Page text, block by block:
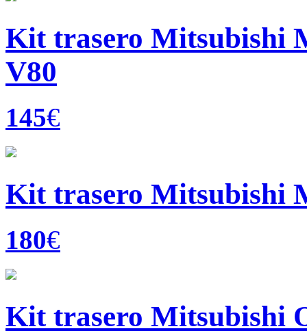
Kit trasero Mitsubishi
V80
145€
Kit trasero Mitsubishi
180€
Kit trasero Mitsubishi